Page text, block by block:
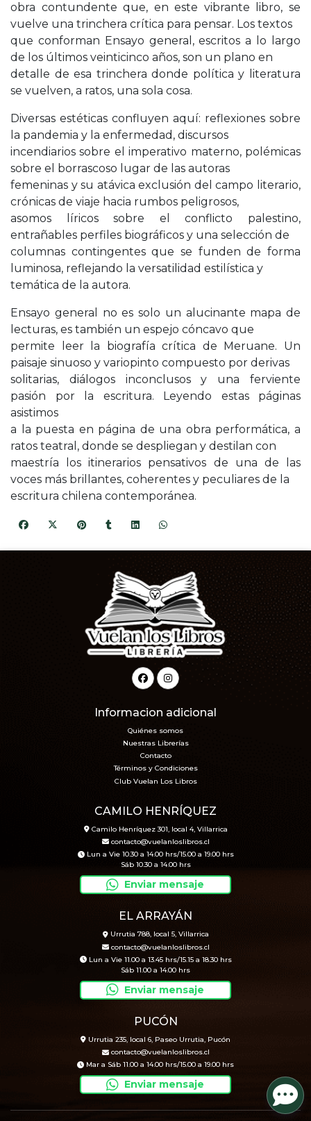
obra contundente que, en este vibrante libro, se
vuelve una trinchera crítica para pensar. Los textos
que conforman Ensayo general, escritos a lo largo
de los últimos veinticinco años, son un plano en
detalle de esa trinchera donde política y literatura
se vuelven, a ratos, una sola cosa.
Diversas estéticas confluyen aquí: reflexiones sobre
la pandemia y la enfermedad, discursos
incendiarios sobre el imperativo materno, polémicas
sobre el borrascoso lugar de las autoras
femeninas y su atávica exclusión del campo literario,
crónicas de viaje hacia rumbos peligrosos,
asomos líricos sobre el conflicto palestino,
entrañables perfiles biográficos y una selección de
columnas contingentes que se funden de forma
luminosa, reflejando la versatilidad estilística y
temática de la autora.
Ensayo general no es solo un alucinante mapa de
lecturas, es también un espejo cóncavo que
permite leer la biografía crítica de Meruane. Un
paisaje sinuoso y variopinto compuesto por derivas
solitarias, diálogos inconclusos y una ferviente
pasión por la escritura. Leyendo estas páginas
asistimos
a la puesta en página de una obra performática, a
ratos teatral, donde se despliegan y destilan con
maestría los itinerarios pensativos de una de las
voces más brillantes, coherentes y peculiares de la
escritura chilena contemporánea.
Informacion adicional
Quiénes somos
Nuestras Librerías
Contacto
Términos y Condiciones
Club Vuelan Los Libros
CAMILO HENRÍQUEZ
Camilo Henríquez 301, local 4, Villarrica
contacto@vuelanloslibros.cl
Lun a Vie 10.30 a 14.00 hrs/15.00 a 19.00 hrs
Sáb 10.30 a 14.00 hrs
Enviar mensaje
EL ARRAYÁN
Urrutia 788, local 5, Villarrica
contacto@vuelanloslibros.cl
Lun a Vie 11.00 a 13.45 hrs/15.15 a 18.30 hrs
Sáb 11.00 a 14.00 hrs
Enviar mensaje
PUCÓN
Urrutia 235, local 6, Paseo Urrutia, Pucón
contacto@vuelanloslibros.cl
Mar a Sáb 11.00 a 14.00 hrs/15.00 a 19.00 hrs
Enviar mensaje